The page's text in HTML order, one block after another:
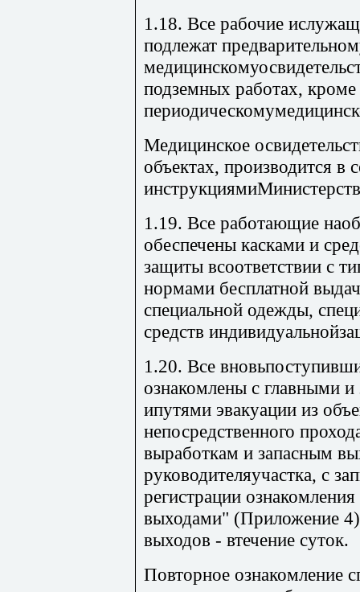
1.18. Все рабочие
подлежат
подземных работах, кроме
Медицинское
объектах, производится в
1.19. Все работающие
обеспечены касками и
защиты всоответствии с
нормами бесплатной
специальной одежды,
средств
1.20. Все
ознакомлены с главными
ипутями эвакуации из
непосредственного
выработкам и запасным
руководителяучастка, с
регистрации
выходами" (Приложение
выходов - втечение суток.
Повторное ознакомление